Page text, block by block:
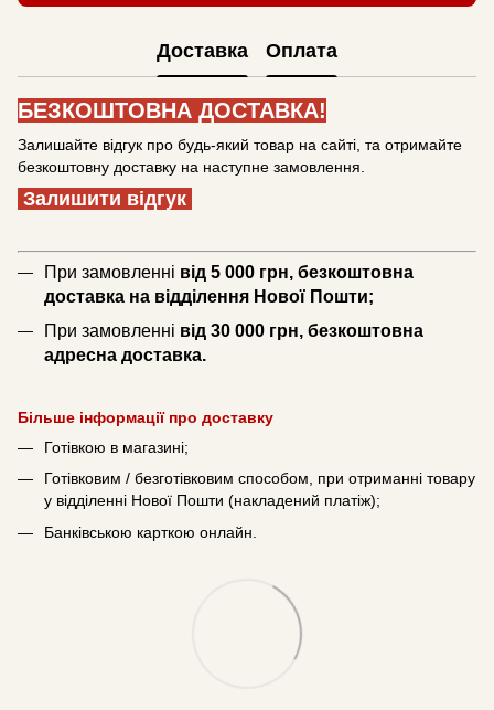
Доставка Оплата
БЕЗКОШТОВНА ДОСТАВКА!
Залишайте відгук про будь-який товар на сайті, та отримайте
безкоштовну доставку на наступне замовлення.
Залишити відгук
При замовленні від 5 000 грн, безкоштовна
доставка на відділення Нової Пошти;
При замовленні від 30 000 грн, безкоштовна
адресна доставка.
Більше інформації про доставку
Готівкою в магазині;
Готівковим / безготівковим способом, при отриманні товару
у відділенні Нової Пошти (накладений платіж);
Банківською карткою онлайн.